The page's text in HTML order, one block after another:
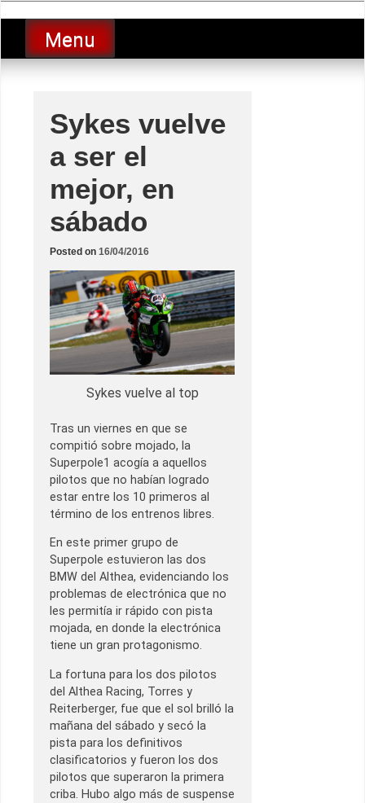
to
contentLucio Lopez GP
luciolopezgp
Menu
Sykes vuelve
a ser el
mejor, en
sábado
Posted on 16/04/2016
Sykes vuelve al top
Tras un viernes en que se
compitió sobre mojado, la
Superpole1 acogía a aquellos
pilotos que no habían logrado
estar entre los 10 primeros al
término de los entrenos libres.
En este primer grupo de
Superpole estuvieron las dos
BMW del Althea, evidenciando los
problemas de electrónica que no
les permitía ir rápido con pista
mojada, en donde la electrónica
tiene un gran protagonismo.
La fortuna para los dos pilotos
del Althea Racing, Torres y
Reiterberger, fue que el sol brilló la
mañana del sábado y secó la
pista para los definitivos
clasificatorios y fueron los dos
pilotos que superaron la primera
criba. Hubo algo más de suspense